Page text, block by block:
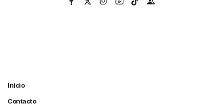
Inicio
Contacto